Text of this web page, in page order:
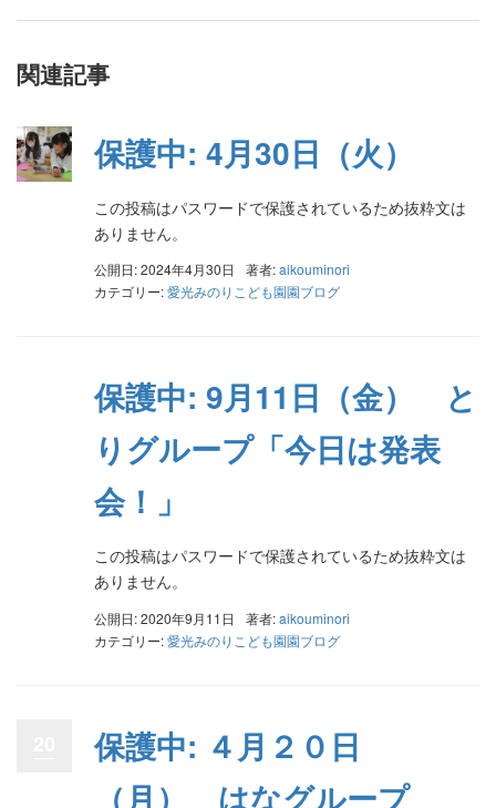
関連記事
保護中: 4月30日（火）
この投稿はパスワードで保護されているため抜粋文は
ありません。
公開日: 2024年4月30日 著者:aikouminori
カテゴリー:愛光みのりこども園園ブログ
保護中: 9月11日（金） と
りグループ「今日は発表
会！」
この投稿はパスワードで保護されているため抜粋文は
ありません。
公開日: 2020年9月11日 著者:aikouminori
カテゴリー:愛光みのりこども園園ブログ
保護中: ４月２０日
（月） はなグループ